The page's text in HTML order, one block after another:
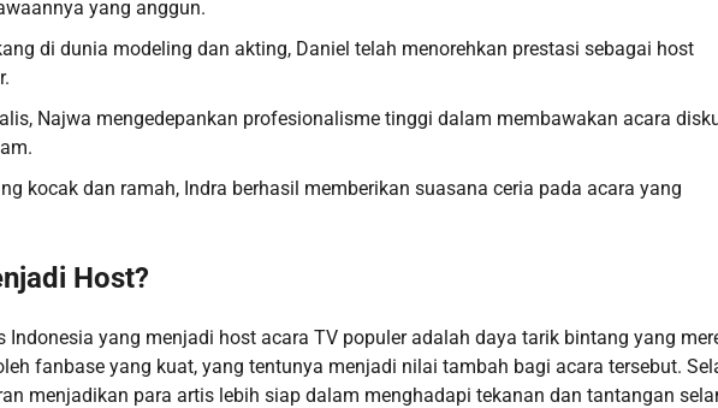
yang anggun.
di dunia modeling dan akting, Daniel telah menorehkan prestasi sebagai host
Najwa mengedepankan profesionalisme tinggi dalam membawakan acara
kocak dan ramah, Indra berhasil memberikan suasana ceria pada acara yang
Host?
yang menjadi host acara TV populer adalah daya tarik bintang yang
fanbase yang kuat, yang tentunya menjadi nilai tambah bagi acara tersebut.
menjadikan para artis lebih siap dalam menghadapi tekanan dan tantangan